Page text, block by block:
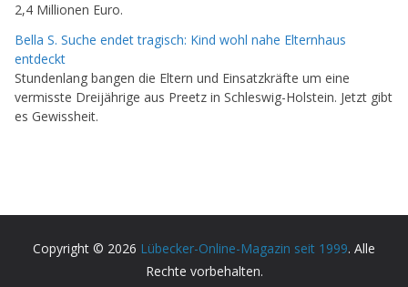
2,4 Millionen Euro.
Bella S. Suche endet tragisch: Kind wohl nahe Elternhaus
entdeckt
Stundenlang bangen die Eltern und Einsatzkräfte um eine
vermisste Dreijährige aus Preetz in Schleswig-Holstein. Jetzt gibt
es Gewissheit.
Copyright © 2026 Lübecker-Online-Magazin seit 1999. Alle
Rechte vorbehalten.